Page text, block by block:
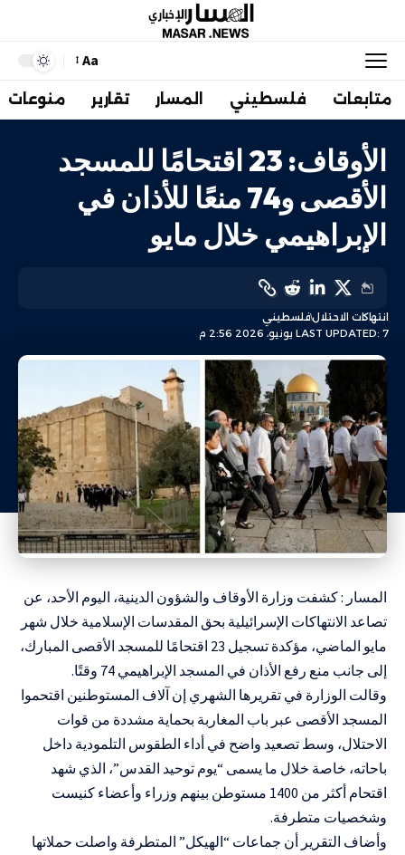
Aa
متابعات فلسطيني المسار تقارير منوعات
الأوقاف: 23 اقتحامًا للمسجد
الأقصى و74 منعًا للأذان في
الإبراهيمي خلال مايو
LAST UPDATED: 7 يونيو، 2026 2:56 م
انتهاكات الاحتلالفلسطيني
المسار : كشفت وزارة الأوقاف والشؤون الدينية، اليوم الأحد، عن
تصاعد الانتهاكات الإسرائيلية بحق المقدسات الإسلامية خلال شهر
مايو الماضي، مؤكدة تسجيل 23 اقتحامًا للمسجد الأقصى المبارك،
إلى جانب منع رفع الأذان في المسجد الإبراهيمي 74 وقتًا.
وقالت الوزارة في تقريرها الشهري إن آلاف المستوطنين اقتحموا
المسجد الأقصى عبر باب المغاربة بحماية مشددة من قوات
الاحتلال، وسط تصعيد واضح في أداء الطقوس التلمودية داخل
باحاته، خاصة خلال ما يسمى “يوم توحيد القدس”، الذي شهد
اقتحام أكثر من 1400 مستوطن بينهم وزراء وأعضاء كنيست
وشخصيات متطرفة.
وأضاف التقرير أن جماعات “الهيكل” المتطرفة واصلت حملاتها